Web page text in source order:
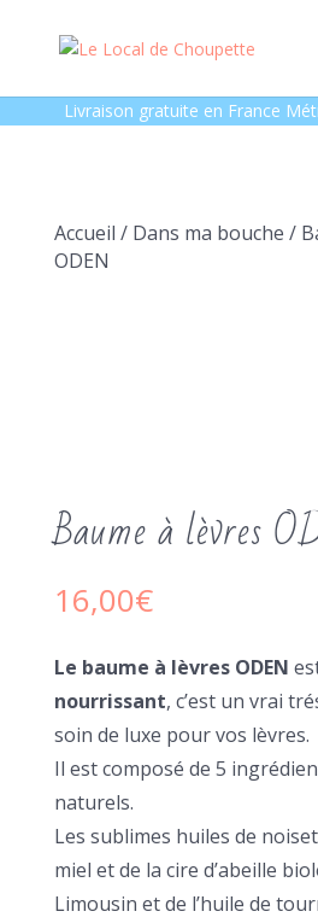
Livraison gratuite en France
Accueil / Dans ma bouche /
ODEN
Baume à lèvres
16,00€
Le baume à lèvres ODEN
nourrissant, c’est un vrai
soin de luxe pour vos lèvres.
Il est composé de 5
naturels.
Les sublimes huiles de
miel et de la cire d’abeille
Limousin et de l’huile de